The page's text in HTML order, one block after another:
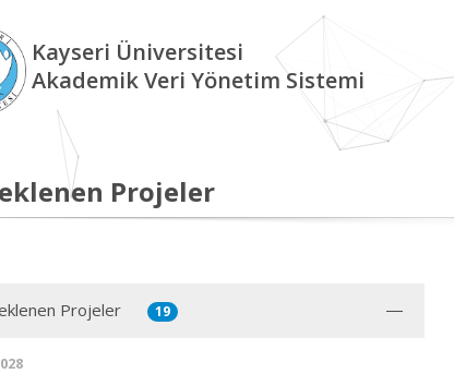
Kayseri Üniversitesi
Akademik Veri Yönetim Sistemi
Projeler
Projeler 19